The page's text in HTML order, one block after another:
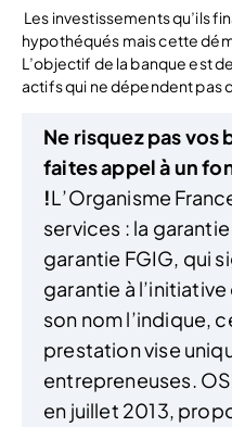
Les investissements qu’ils
hypothéqués mais cette
L’objectif de la banque est
actifs qui ne dépendent pas
Ne risquez pas vos
faites appel à un
!L’Organisme
services : la
garantie FGIG, qui
garantie à
son nom l’indique,
prestation vise
entrepreneuses.
en juillet 2013,